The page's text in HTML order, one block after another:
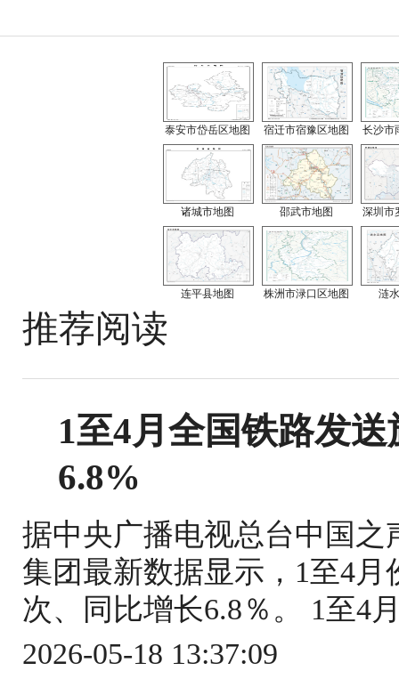
泰安市岱岳区地图 宿迁市宿豫区地图 长沙市
诸城市地图 邵武市地图 深圳市
连平县地图 株洲市渌口区地图 涟
推荐阅读
1至4月全国铁路发
6.8%
据中央广播电视总台中国
集团最新数据显示，1至4月
次、同比增长6.8％。 1至4
2026-05-18 13:37:09